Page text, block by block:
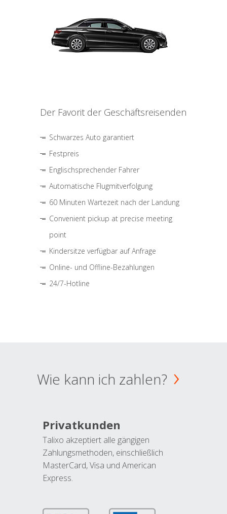
Der Favorit der Geschäftsreisenden
Schwarzes Auto garantiert
Festpreis
Englischsprechender Fahrer
Automatische Flugmitverfolgung
60 Minuten Wartezeit nach der Landung
Convenient pickup at precise meeting
point
Kindersitze verfügbar auf Anfrage
Online- und Offline-Bezahlungen
24/7-Hotline
Wie kann ich zahlen?
Privatkunden
Talixo akzeptiert alle gängigen
Zahlungsmethoden, einschließlich
MasterCard, Visa und American
Express.